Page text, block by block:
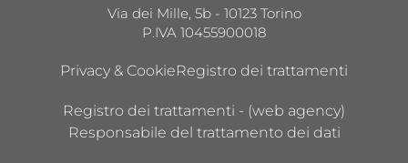
Via dei Mille, 5b - 10123 Torino
P.IVA 10455900018
Privacy & CookieRegistro dei trattamenti
Registro dei trattamenti - (web agency)
Responsabile del trattamento dei dati